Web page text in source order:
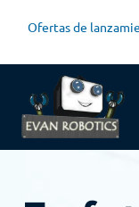
Ofertas de